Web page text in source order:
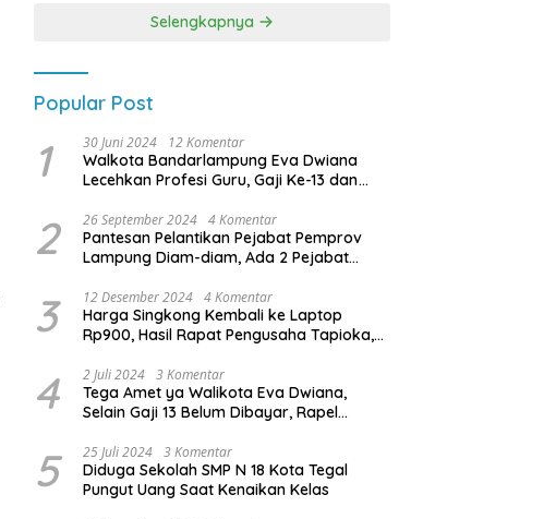
Kebangsaan
Selengkapnya
Popular Post
1 30 Juni 2024 12 Komentar
Walkota Bandarlampung Eva Dwiana
Lecehkan Profesi Guru, Gaji Ke-13 dan
2 26 September 2024 4 Komentar
Pantesan Pelantikan Pejabat Pemprov
Lampung Diam-diam, Ada 2 Pejabat
3 12 Desember 2024 4 Komentar
Harga Singkong Kembali ke Laptop
Rp900, Hasil Rapat Pengusaha Tapioka,
Lampung
4 2 Juli 2024 3 Komentar
Tega Amet ya Walikota Eva Dwiana,
Selain Gaji 13 Belum Dibayar, Rapel
Dibayar
5 25 Juli 2024 3 Komentar
Diduga Sekolah SMP N 18 Kota Tegal
Pungut Uang Saat Kenaikan Kelas